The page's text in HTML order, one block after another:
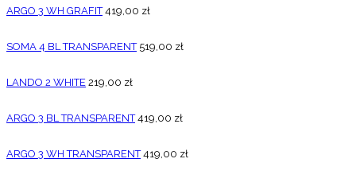
ARGO 3 WH GRAFIT 419,00 zł
SOMA 4 BL TRANSPARENT 519,00 zł
LANDO 2 WHITE 219,00 zł
ARGO 3 BL TRANSPARENT 419,00 zł
ARGO 3 WH TRANSPARENT 419,00 zł